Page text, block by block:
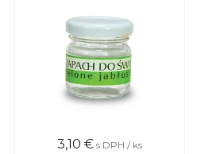
3,10 € s DPH / ks